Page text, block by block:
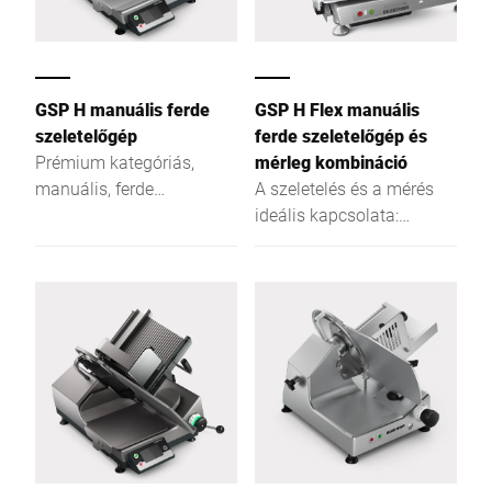
GSP H manuális ferde
szeletelőgép
Prémium kategóriás,
manuális, ferde
tekintetében.
GSP H Flex manuális
ferde szeletelőgép és
mérleg kombináció
A szeletelés és a mérés
ideális kapcsolata: